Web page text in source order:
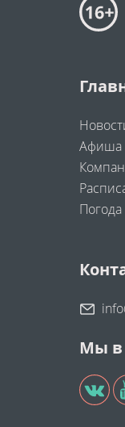
Афиша
Погода
Мы в